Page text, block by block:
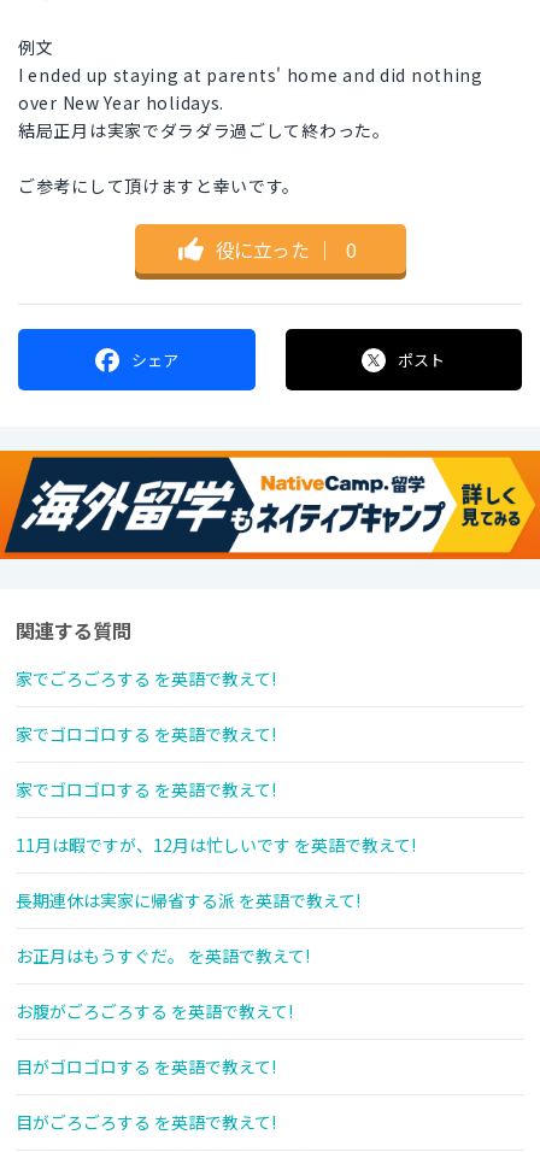
例文
I ended up staying at parents' home and did nothing
over New Year holidays.
結局正月は実家でダラダラ過ごして終わった。
ご参考にして頂けますと幸いです。
役に立った ｜ 0
シェア ポスト
関連する質問
家でごろごろする を英語で教えて!
家でゴロゴロする を英語で教えて!
家でゴロゴロする を英語で教えて!
11月は暇ですが、12月は忙しいです を英語で教えて!
長期連休は実家に帰省する派 を英語で教えて!
お正月はもうすぐだ。 を英語で教えて!
お腹がごろごろする を英語で教えて!
目がゴロゴロする を英語で教えて!
目がごろごろする を英語で教えて!